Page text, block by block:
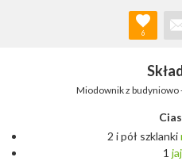
6
Miodownik z
2 i pół szklanki
1